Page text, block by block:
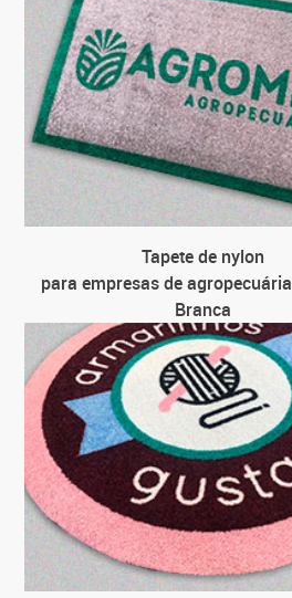
Tapete de nylon
para empresas de
Branca